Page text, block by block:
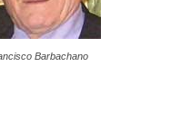
Barbachano